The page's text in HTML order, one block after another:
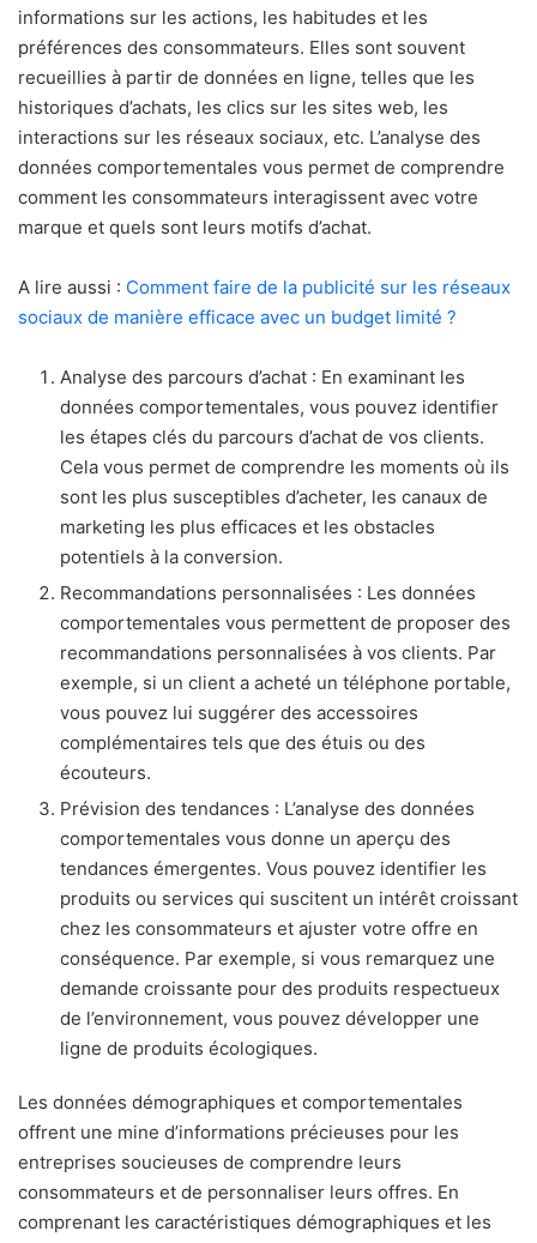
informations sur les actions, les habitudes et les
préférences des consommateurs. Elles sont souvent
recueillies à partir de données en ligne, telles que les
historiques d’achats, les clics sur les sites web, les
interactions sur les réseaux sociaux, etc. L’analyse des
données comportementales vous permet de comprendre
comment les consommateurs interagissent avec votre
marque et quels sont leurs motifs d’achat.
A lire aussi : Comment faire de la publicité sur les réseaux
sociaux de manière efficace avec un budget limité ?
Analyse des parcours d’achat : En examinant les
données comportementales, vous pouvez identifier
les étapes clés du parcours d’achat de vos clients.
Cela vous permet de comprendre les moments où ils
sont les plus susceptibles d’acheter, les canaux de
marketing les plus efficaces et les obstacles
potentiels à la conversion.
Recommandations personnalisées : Les données
comportementales vous permettent de proposer des
recommandations personnalisées à vos clients. Par
exemple, si un client a acheté un téléphone portable,
vous pouvez lui suggérer des accessoires
complémentaires tels que des étuis ou des
écouteurs.
Prévision des tendances : L’analyse des données
comportementales vous donne un aperçu des
tendances émergentes. Vous pouvez identifier les
produits ou services qui suscitent un intérêt croissant
chez les consommateurs et ajuster votre offre en
conséquence. Par exemple, si vous remarquez une
demande croissante pour des produits respectueux
de l’environnement, vous pouvez développer une
ligne de produits écologiques.
Les données démographiques et comportementales
offrent une mine d’informations précieuses pour les
entreprises soucieuses de comprendre leurs
consommateurs et de personnaliser leurs offres. En
comprenant les caractéristiques démographiques et les